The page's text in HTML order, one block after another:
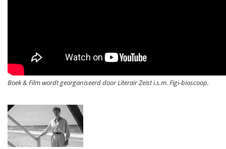
Boek & Film wordt georganiseerd door Literair Zeist i.s.m. Figi-bioscoop.